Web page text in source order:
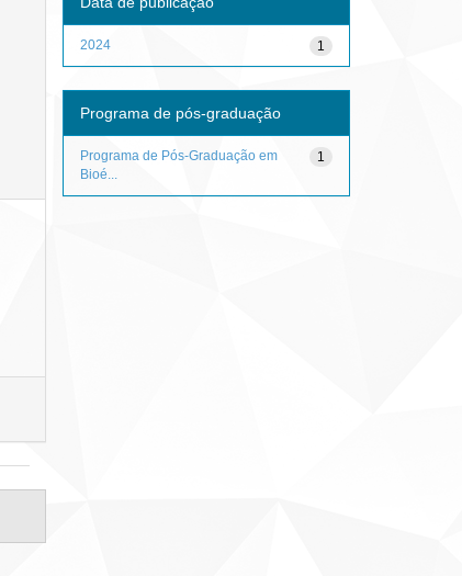
1
2024
Programa de pós-graduação
1
Programa de Pós-Graduação em
Bioé...